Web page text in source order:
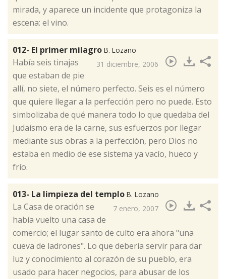
mirada, y aparece un incidente que protagoniza la
escena: el vino.
012- El primer milagro B. Lozano
31 diciembre, 2006
​Había seis tinajas
que estaban de pie
allí, no siete, el número perfecto. Seis es el número
que quiere llegar a la perfección pero no puede. Esto
simbolizaba de qué manera todo lo que quedaba del
Judaísmo era de la carne, sus esfuerzos por llegar
mediante sus obras a la perfección, pero Dios no
estaba en medio de ese sistema ya vacío, hueco y
frío.
013- La limpieza del templo B. Lozano
7 enero, 2007
​La Casa de oración se
había vuelto una casa de
comercio; el lugar santo de culto era ahora "una
cueva de ladrones". Lo que debería servir para dar
luz y conocimiento al corazón de su pueblo, era
usado para hacer negocios, para abusar de los